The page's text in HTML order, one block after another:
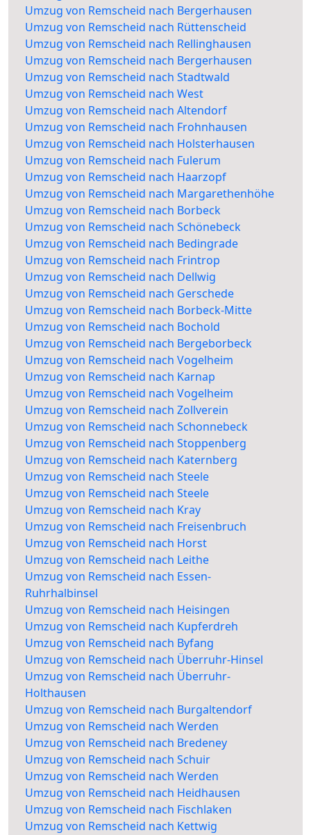
Umzug von Remscheid nach Bergerhausen
Umzug von Remscheid nach Rüttenscheid
Umzug von Remscheid nach Rellinghausen
Umzug von Remscheid nach Bergerhausen
Umzug von Remscheid nach Stadtwald
Umzug von Remscheid nach West
Umzug von Remscheid nach Altendorf
Umzug von Remscheid nach Frohnhausen
Umzug von Remscheid nach Holsterhausen
Umzug von Remscheid nach Fulerum
Umzug von Remscheid nach Haarzopf
Umzug von Remscheid nach Margarethenhöhe
Umzug von Remscheid nach Borbeck
Umzug von Remscheid nach Schönebeck
Umzug von Remscheid nach Bedingrade
Umzug von Remscheid nach Frintrop
Umzug von Remscheid nach Dellwig
Umzug von Remscheid nach Gerschede
Umzug von Remscheid nach Borbeck-Mitte
Umzug von Remscheid nach Bochold
Umzug von Remscheid nach Bergeborbeck
Umzug von Remscheid nach Vogelheim
Umzug von Remscheid nach Karnap
Umzug von Remscheid nach Vogelheim
Umzug von Remscheid nach Zollverein
Umzug von Remscheid nach Schonnebeck
Umzug von Remscheid nach Stoppenberg
Umzug von Remscheid nach Katernberg
Umzug von Remscheid nach Steele
Umzug von Remscheid nach Steele
Umzug von Remscheid nach Kray
Umzug von Remscheid nach Freisenbruch
Umzug von Remscheid nach Horst
Umzug von Remscheid nach Leithe
Umzug von Remscheid nach Essen-
Ruhrhalbinsel
Umzug von Remscheid nach Heisingen
Umzug von Remscheid nach Kupferdreh
Umzug von Remscheid nach Byfang
Umzug von Remscheid nach Überruhr-Hinsel
Umzug von Remscheid nach Überruhr-
Holthausen
Umzug von Remscheid nach Burgaltendorf
Umzug von Remscheid nach Werden
Umzug von Remscheid nach Bredeney
Umzug von Remscheid nach Schuir
Umzug von Remscheid nach Werden
Umzug von Remscheid nach Heidhausen
Umzug von Remscheid nach Fischlaken
Umzug von Remscheid nach Kettwig